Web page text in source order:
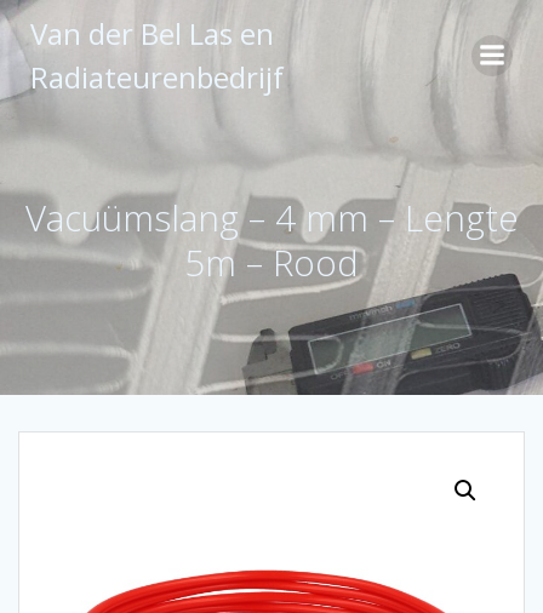
Ga
naar
inhoud
Van der Bel Las en
Radiateurenbedrijf
Vacuümslang – 4 mm – Lengte
5m – Rood